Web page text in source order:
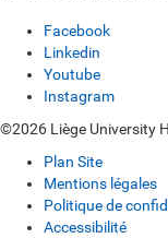
Facebook
Linkedin
Youtube
Instagram
©2026 Liège University
Plan Site
Mentions légales
Politique de
Accessibilité